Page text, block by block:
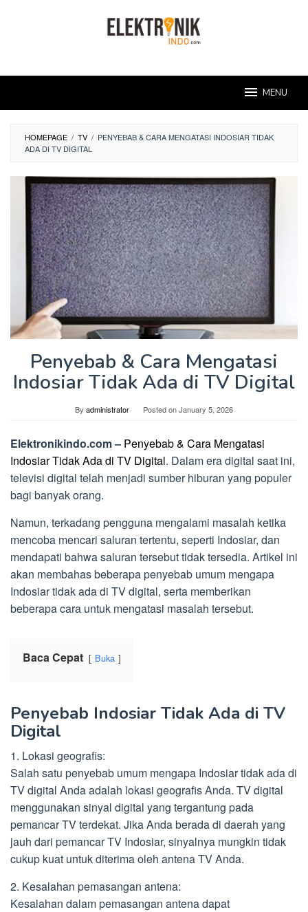
MENU
HOMEPAGE / TV / PENYEBAB & CARA MENGATASI INDOSIAR TIDAK
ADA DI TV DIGITAL
Penyebab & Cara Mengatasi
Indosiar Tidak Ada di TV Digital
By administrator Posted onJanuary 5, 2026
Elektronikindo.com – Penyebab & Cara Mengatasi
Indosiar Tidak Ada di TV Digital. Dalam era digital saat ini,
televisi digital telah menjadi sumber hiburan yang populer
bagi banyak orang.
Namun, terkadang pengguna mengalami masalah ketika
mencoba mencari saluran tertentu, seperti Indosiar, dan
mendapati bahwa saluran tersebut tidak tersedia. Artikel ini
akan membahas beberapa penyebab umum mengapa
Indosiar tidak ada di TV digital, serta memberikan
beberapa cara untuk mengatasi masalah tersebut.
Baca Cepat Buka
Penyebab Indosiar Tidak Ada di TV
Digital
1. Lokasi geografis:
Salah satu penyebab umum mengapa Indosiar tidak ada di
TV digital Anda adalah lokasi geografis Anda. TV digital
menggunakan sinyal digital yang tergantung pada
pemancar TV terdekat. Jika Anda berada di daerah yang
jauh dari pemancar TV Indosiar, sinyalnya mungkin tidak
cukup kuat untuk diterima oleh antena TV Anda.
2. Kesalahan pemasangan antena:
Kesalahan dalam pemasangan antena dapat